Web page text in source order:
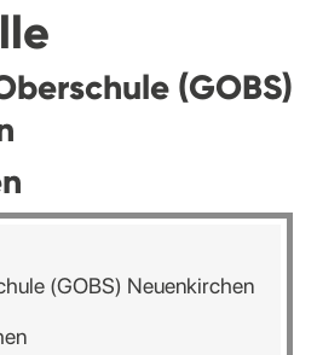
(GOBS)
(GOBS) Neuenkirchen